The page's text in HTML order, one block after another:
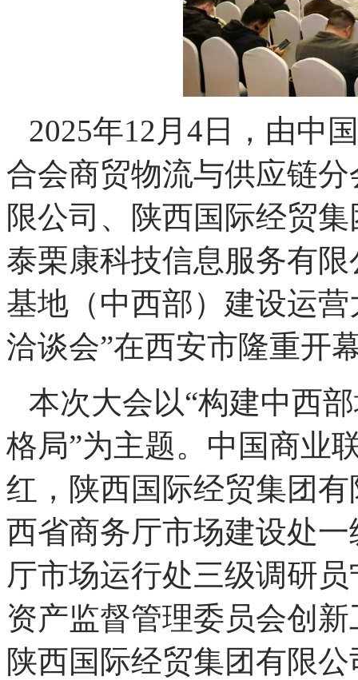
2025年12月4日，由中
合会商贸物流与供应链
限公司、陕西国际经贸
泰栗康科技信息服务有
基地（中西部）建设运
洽谈会”在西安市隆重开
本次大会以“构建中西
格局”为主题。中国商业
红，陕西国际经贸集团
西省商务厅市场建设处
厅市场运行处三级调研
资产监督管理委员会创
陕西国际经贸集团有限